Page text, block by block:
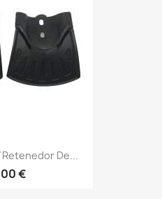
De...
€